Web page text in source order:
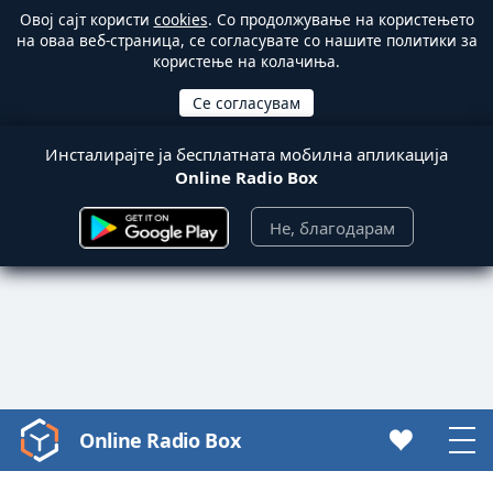
Овој сајт користи cookies. Со продолжување на користењето
на оваа веб-страница, се согласувате со нашите политики за
користење на колачиња.
Инсталирајте ја бесплатната мобилна апликација
Online Radio Box
Не, благодарам
Video
Player
Online Radio Box